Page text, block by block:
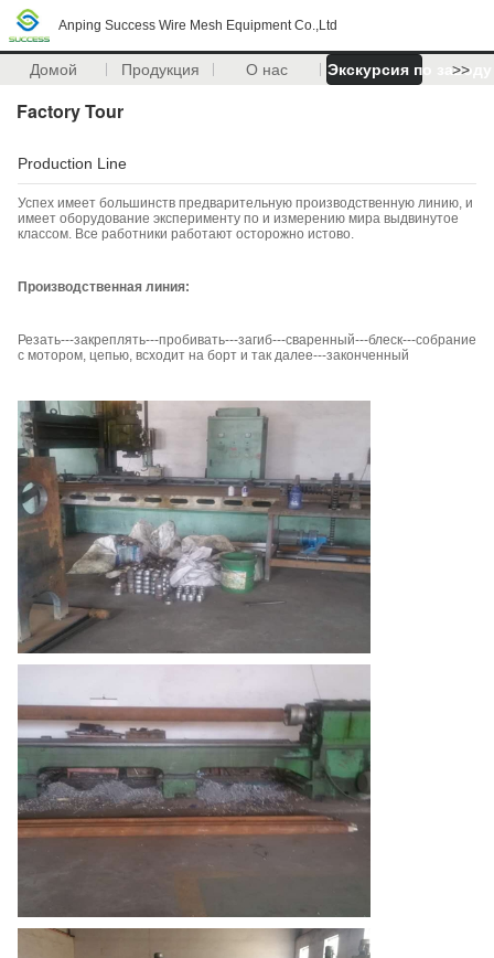
Anping Success Wire Mesh Equipment Co.,Ltd
Домой Продукция О нас Экскурсия по заводу
>>
Factory Tour
Production Line
Успех имеет большинств предварительную производственную линию, и
имеет оборудование эксперименту по и измерению мира выдвинутое
классом. Все работники работают осторожно истово.
Производственная линия:
Резать---закреплять---пробивать---загиб---сваренный---блеск---собрание
с мотором, цепью, всходит на борт и так далее---законченный